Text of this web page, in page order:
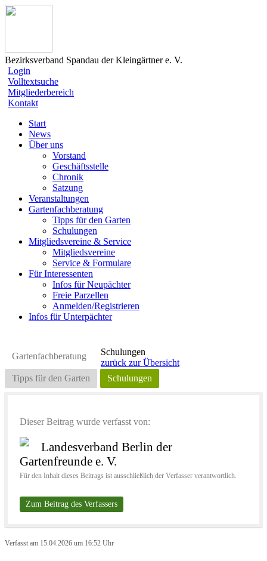
Bezirksverband Spandau der Kleingärtner e. V.
Login
Volltextsuche
Mitgliederbereich
Kontakt
Start
News
Über uns
Vorstand
Geschäftsstelle
Chronik
Satzung
Veranstaltungen
Gartenfachberatung
Tipps für den Garten
Schulungen
Mitgliedsvereine & Service
Mitgliedsvereine
Service & Formulare
Für Interessenten
Infos für Neupächter
Freie Parzellen
Anmelden/Registrieren
Infos für Unterpächter
Gartenfachberatung
Tipps für den Garten Schulungen
Schulungen
zurück zur Übersicht
Dieser Beitrag wurde verfasst von:
Landesverband Berlin der
Gartenfreunde e. V.
Für den Inhalt dieses Beitrags ist ausschließlich der Verfasser verantwortlich.
Zum Beitrag des Verfassers
Verfasst am 15.04.2026 um 16:52 Uhr